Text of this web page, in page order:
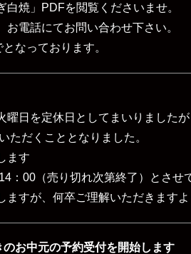
焼」PDFを閲覧くださいませ。
電話にてお問い合わせ下さい。
なっております。
曜日を定休日としてまいりましたが
ただくこととなりました。
ます
：00（売り切れ次第終了）とさせ
すが、何卒ご理解いただきますよ
のお中元の予約受付を開始します